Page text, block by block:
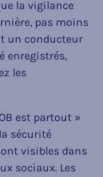
la vigilance
pas moins
un conducteur
enregistrés,
les
est partout »
sécurité
visibles dans
sociaux. Les